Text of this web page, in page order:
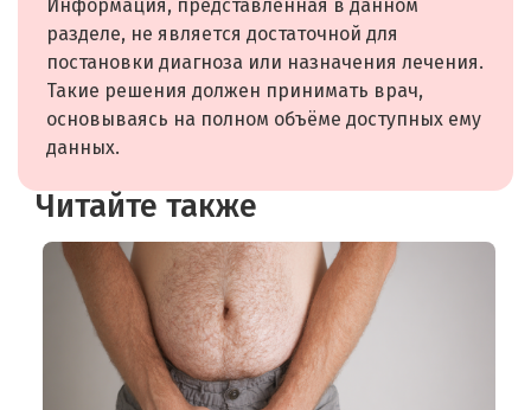
Информация, представленная в данном
разделе, не является достаточной для
постановки диагноза или назначения лечения.
Такие решения должен принимать врач,
основываясь на полном объёме доступных ему
данных.
Читайте также